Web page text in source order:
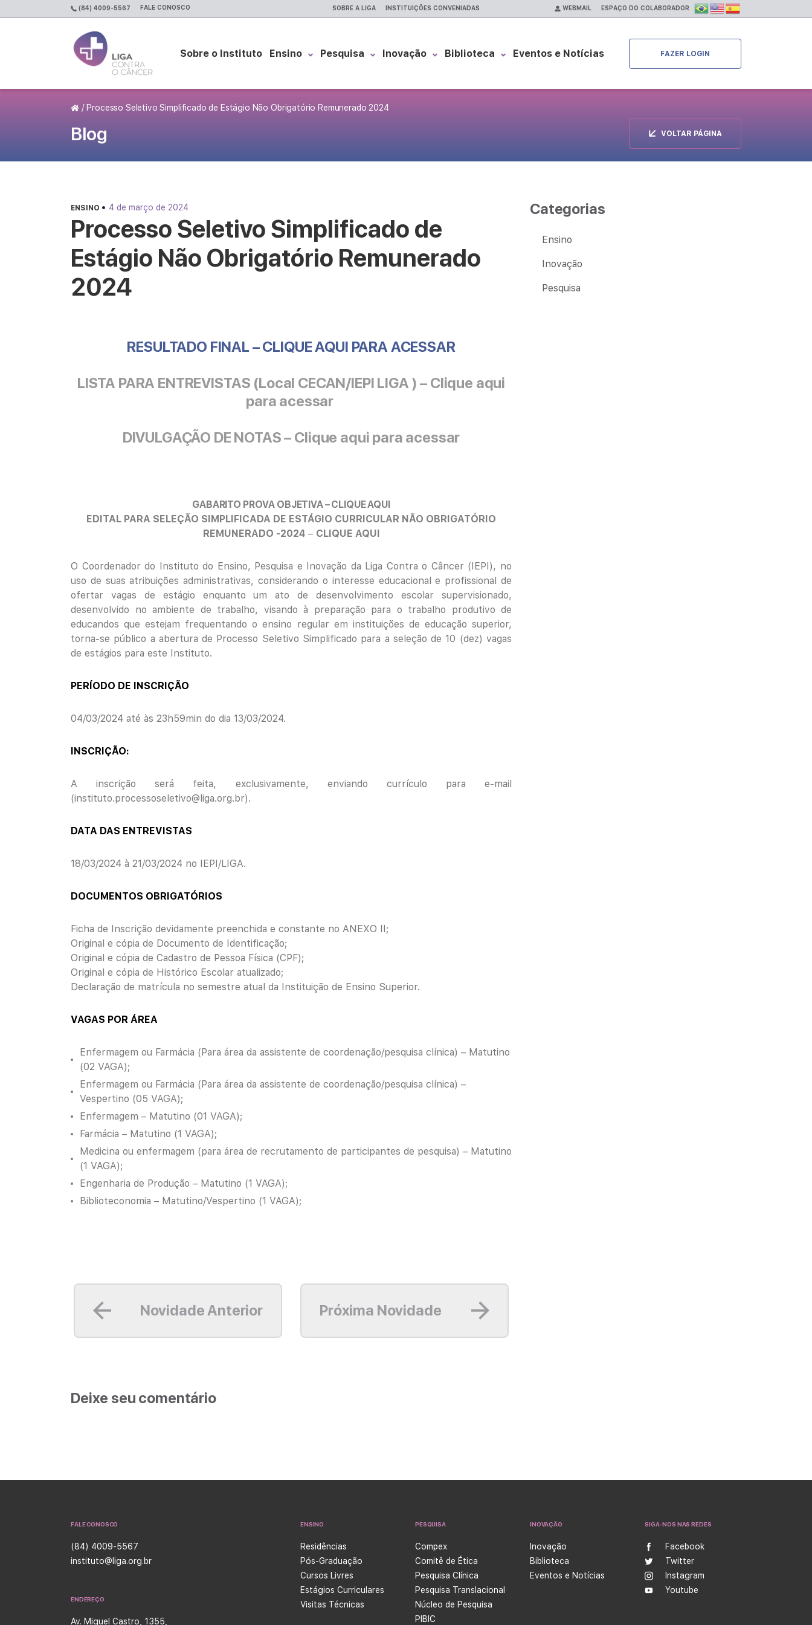
(84) 4009-5567 FALE CONOSCO SOBRE A LIGA INSTITUIÇÕES CONVENIADAS WEBMAIL ESPAÇO DO COLABORADOR
Sobre o Instituto Ensino Pesquisa Inovação Biblioteca Eventos e Notícias FAZER LOGIN
Página Inicial
/ Processo Seletivo Simplificado de Estágio Não Obrigatório Remunerado 2024
Blog VOLTAR PÁGINA
ENSINO • 4 de março de 2024
Processo Seletivo Simplificado de
Estágio Não Obrigatório Remunerado
2024
RESULTADO FINAL – CLIQUE AQUI PARA ACESSAR
LISTA PARA ENTREVISTAS (Local CECAN/IEPI LIGA ) – Clique aqui
para acessar
DIVULGAÇÃO DE NOTAS – Clique aqui para acessar
GABARITO PROVA OBJETIVA – CLIQUE AQUI
EDITAL PARA SELEÇÃO SIMPLIFICADA DE ESTÁGIO CURRICULAR NÃO OBRIGATÓRIO
REMUNERADO -2024– CLIQUE AQUI
O Coordenador do Instituto do Ensino, Pesquisa e Inovação da Liga Contra o Câncer (IEPI), no
uso de suas atribuições administrativas, considerando o interesse educacional e profissional de
ofertar vagas de estágio enquanto um ato de desenvolvimento escolar supervisionado,
desenvolvido no ambiente de trabalho, visando à preparação para o trabalho produtivo de
educandos que estejam frequentando o ensino regular em instituições de educação superior,
torna-se público a abertura de Processo Seletivo Simplificado para a seleção de 10 (dez) vagas
de estágios para este Instituto.
PERÍODO DE INSCRIÇÃO
04/03/2024 até às 23h59min do dia 13/03/2024.
INSCRIÇÃO:
A inscrição será feita, exclusivamente, enviando currículo para e-mail
(instituto.processoseletivo@liga.org.br).
DATA DAS ENTREVISTAS
18/03/2024 à 21/03/2024 no IEPI/LIGA.
DOCUMENTOS OBRIGATÓRIOS
Ficha de Inscrição devidamente preenchida e constante no ANEXO II;
Original e cópia de Documento de Identificação;
Original e cópia de Cadastro de Pessoa Física (CPF);
Original e cópia de Histórico Escolar atualizado;
Declaração de matrícula no semestre atual da Instituição de Ensino Superior.
VAGAS POR ÁREA
Enfermagem ou Farmácia (Para área da assistente de coordenação/pesquisa clínica) – Matutino
(02 VAGA);
Enfermagem ou Farmácia (Para área da assistente de coordenação/pesquisa clínica) –
Vespertino (05 VAGA);
Enfermagem – Matutino (01 VAGA);
Farmácia – Matutino (1 VAGA);
Medicina ou enfermagem (para área de recrutamento de participantes de pesquisa) – Matutino
(1 VAGA);
Engenharia de Produção – Matutino (1 VAGA);
Biblioteconomia – Matutino/Vespertino (1 VAGA);
Novidade Anterior Próxima Novidade
Deixe seu comentário
Categorias
Ensino
Inovação
Pesquisa
FALE CONOSCO
(84) 4009-5567
instituto@liga.org.br
ENDEREÇO
Av. Miguel Castro, 1355,
ENSINO
Residências
Pós-Graduação
Cursos Livres
Estágios Curriculares
Visitas Técnicas
PESQUISA
Compex
Comitê de Ética
Pesquisa Clínica
Pesquisa Translacional
Núcleo de Pesquisa
PIBIC
INOVAÇÃO
Inovação
Biblioteca
Eventos e Notícias
SIGA-NOS NAS REDES
Facebook
Twitter
Instagram
Youtube